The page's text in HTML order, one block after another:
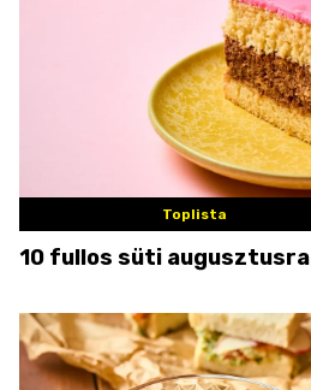
Toplista
10 fullos süti augusztusra